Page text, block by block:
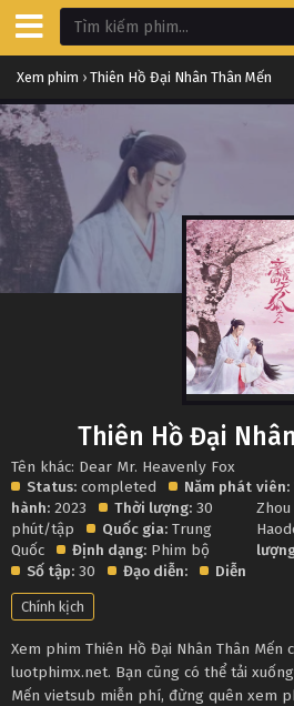
Xem phim › Thiên Hồ Đại Nhân Thân Mến
Thiên Hồ Đại
Tên khác: Dear Mr. Heavenly Fox
Status: completed
Năm phát
hành: 2023 Thời lượng: 30
phút/tập
Quốc gia: Trung
Quốc
Định dạng: Phim bộ
Số tập: 30 Đạo diễn: Diễn
viên:
Zhou
Chính kịch
Xem phim Thiên Hồ Đại Nhân Thân
luotphimx.net. Bạn cũng có thể tải
Mến vietsub miễn phí, đừng quên xem